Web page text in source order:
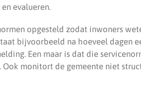
evalueren.
opgesteld zodat inwoners
bijvoorbeeld na hoeveel dagen
Een maar is dat die
monitort de gemeente niet